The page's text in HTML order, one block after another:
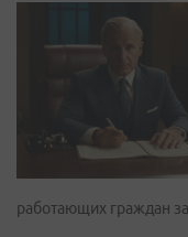
работающих граждан